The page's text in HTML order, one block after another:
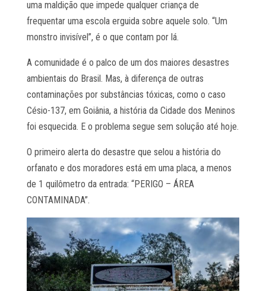
uma maldição que impede qualquer criança de
frequentar uma escola erguida sobre aquele solo. “Um
monstro invisível”, é o que contam por lá.
A comunidade é o palco de um dos maiores desastres
ambientais do Brasil. Mas, à diferença de outras
contaminações por substâncias tóxicas, como o caso
Césio-137, em Goiânia, a história da Cidade dos Meninos
foi esquecida. E o problema segue sem solução até hoje.
O primeiro alerta do desastre que selou a história do
orfanato e dos moradores está em uma placa, a menos
de 1 quilômetro da entrada: “PERIGO – ÁREA
CONTAMINADA”.